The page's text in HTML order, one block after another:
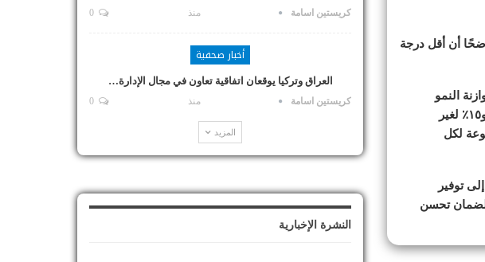
أن أقل درجة
الذى يرفع شعار: «موازنة النمو
والاستقرار والشراكة مع مجتمع الأعمال»، إن هناك ١٠٪ علاوة دورية للمخاطبين بقانون الخدمة المدنية و١٥٪ لغير
مقطوعة لكل
الجديدة بمعدل نمو سنوي ١٨,١٪، لافتًا إلى توفير
بباقي أجهزة الدولة لضمان تحسن
كريستين اسامة منذ
أخبار صحفية
العراق وتركيا يوقعان اتفاقية تعاون في مجال الإدارة…
كريستين اسامة منذ
المزيد
النشرة الإخبارية